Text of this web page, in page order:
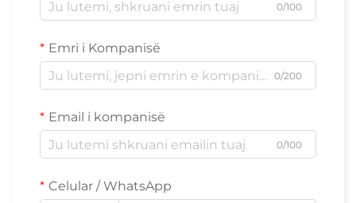
0/100
Emri i Kompanisë
0/200
Email i kompanisë
0/100
Celular / WhatsApp